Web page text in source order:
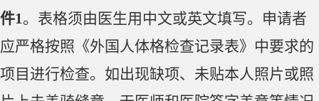
件1。 表格须由医生用中文或英文填写。申请者
应严格按照《外国人体格检查记录表》中要求的
项目进行检查。如出现缺项、未贴本人照片或照